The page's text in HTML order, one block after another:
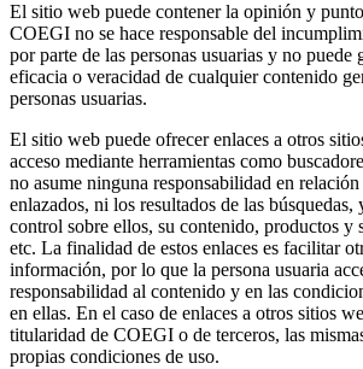
El sitio web puede contener la opinión y
COEGI no se hace responsable del
por parte de las personas usuarias y no puede
eficacia o veracidad de cualquier contenido
personas usuarias.
El sitio web puede ofrecer enlaces a otros
acceso mediante herramientas como
no asume ninguna responsabilidad en
enlazados, ni los resultados de las búsquedas,
control sobre ellos, su contenido, productos y
etc. La finalidad de estos enlaces es facilitar
información, por lo que la persona usuaria
responsabilidad al contenido y en las
en ellas. En el caso de enlaces a otros sitios
titularidad de COEGI o de terceros, las
propias condiciones de uso.